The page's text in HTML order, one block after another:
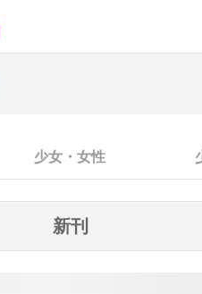
少女・女性
新刊